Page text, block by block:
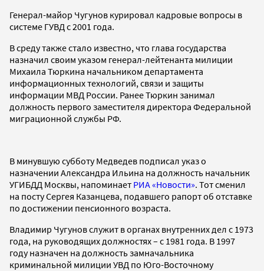
Генерал-майор Чугунов курировал кадровые вопросы в
системе ГУВД с 2001 года.
В среду также стало известно, что глава государства
назначил своим указом генерал-лейтенанта милиции
Михаила Тюркина начальником департамента
информационных технологий, связи и защиты
информации МВД России. Ранее Тюркин занимал
должность первого заместителя директора Федеральной
миграционной службы РФ.
В минувшую субботу Медведев подписал указ о
назначении Александра Ильина на должность начальник
УГИБДД Москвы, напоминает РИА «Новости». Тот сменил
на посту Сергея Казанцева, подавшего рапорт об отставке
по достижении пенсионного возраста.
Владимир Чугунов служит в органах внутренних дел с 1973
года, на руководящих должностях – с 1981 года. В 1997
году назначен на должность замначальника
криминальной милиции УВД по Юго-Восточному